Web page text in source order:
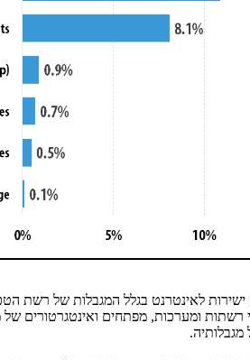
ישירות לאינטרנט בגלל המגבלות של רשת
ומערכות, מפתחים ואינטגרטורים של